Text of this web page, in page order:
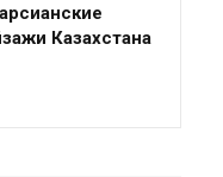
Казахстана